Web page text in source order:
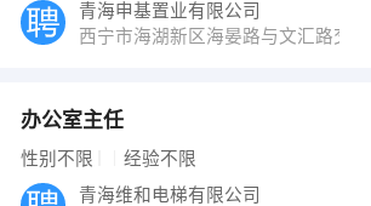
青海申基置业有限公司
西宁市海湖新区海晏路与文汇路交
办公室主任
性别不限 经验不限
青海维和电梯有限公司